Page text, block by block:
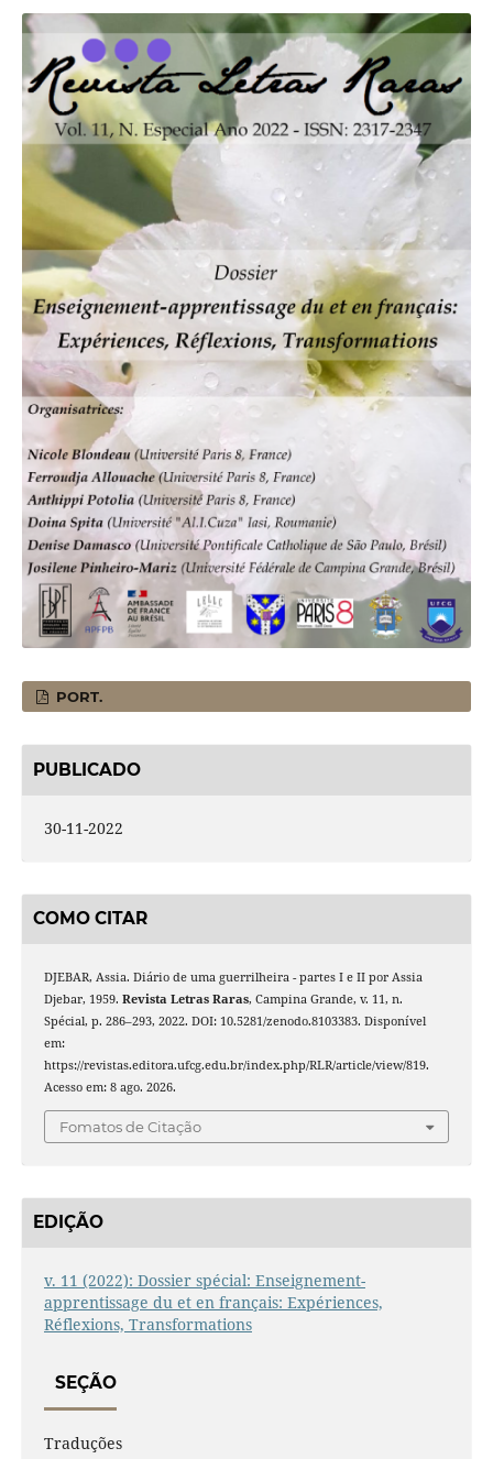
PORT.
PUBLICADO
30-11-2022
COMO CITAR
DJEBAR, Assia. Diário de uma guerrilheira - partes I e II por Assia
Djebar, 1959. Revista Letras Raras, Campina Grande, v. 11, n.
Spécial, p. 286–293, 2022. DOI: 10.5281/zenodo.8103383. Disponível
em:
https://revistas.editora.ufcg.edu.br/index.php/RLR/article/view/819.
Acesso em: 8 ago. 2026.
Fomatos de Citação
EDIÇÃO
v. 11 (2022): Dossier spécial: Enseignement-
apprentissage du et en français: Expériences,
Réflexions, Transformations
SEÇÃO
Traduções